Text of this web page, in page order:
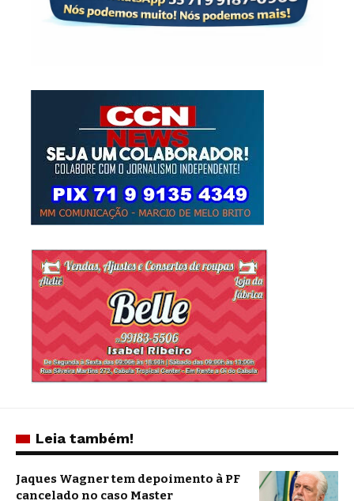
Leia também!
Jaques Wagner tem depoimento à PF
cancelado no caso Master